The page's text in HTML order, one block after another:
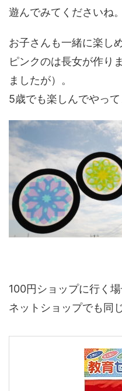
遊んでみてくださいね。
お子さんも一緒に楽し
ピンクのは長女が作り
ましたが）。
5歳でも楽しんでやって
100円ショップに行く
ネットショップでも同